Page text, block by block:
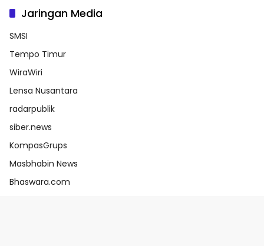
Jaringan Media
SMSI
Tempo Timur
WiraWiri
Lensa Nusantara
radarpublik
siber.news
KompasGrups
Masbhabin News
Bhaswara.com